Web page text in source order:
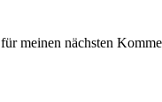
meinen nächsten